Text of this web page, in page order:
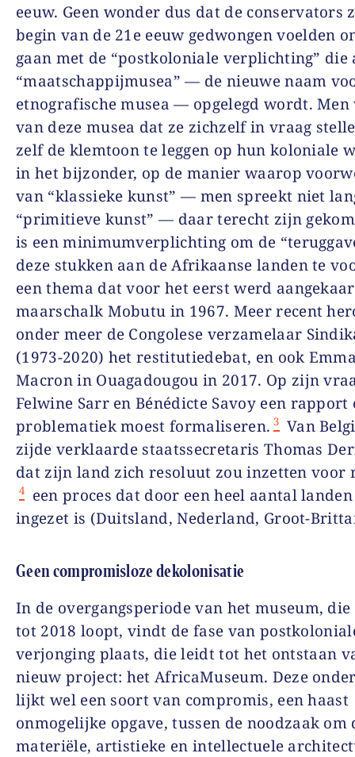
eeuw. Geen wonder dus dat de conservators
begin van de 21e eeuw gedwongen voelden
gaan met de “postkoloniale verplichting” die
“maatschappijmusea” — de nieuwe naam
etnografische musea — opgelegd wordt.
van deze musea dat ze zichzelf in vraag
zelf de klemtoon te leggen op hun koloniale
in het bijzonder, op de manier waarop
van “klassieke kunst” — men spreekt niet
“primitieve kunst” — daar terecht zijn
is een minimumverplichting om de
deze stukken aan de Afrikaanse landen te
een thema dat voor het eerst werd
maarschalk Mobutu in 1967. Meer recent
onder meer de Congolese verzamelaar
(1973-2020) het restitutiedebat, en ook
Macron in Ouagadougou in 2017. Op zijn
Felwine Sarr en Bénédicte Savoy een rapport
problematiek moest formaliseren. 3 Van
zijde verklaarde staatssecretaris Thomas
dat zijn land zich resoluut zou inzetten voor
4
een proces dat door een heel aantal
ingezet is (Duitsland, Nederland, Groot-
Geen compromisloze dekolonisatie
In de overgangsperiode van het museum, die
tot 2018 loopt, vindt de fase van
verjonging plaats, die leidt tot het ontstaan
nieuw project: het AfricaMuseum. Deze
lijkt wel een soort van compromis, een haast
onmogelijke opgave, tussen de noodzaak om
materiële, artistieke en intellectuele